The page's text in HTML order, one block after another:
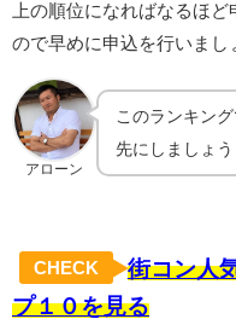
上の順位になればなるほ
ので早めに申込を行いまし
アローン
このランキン
先にしましょう
CHECK
街コン人
プ１０を見る